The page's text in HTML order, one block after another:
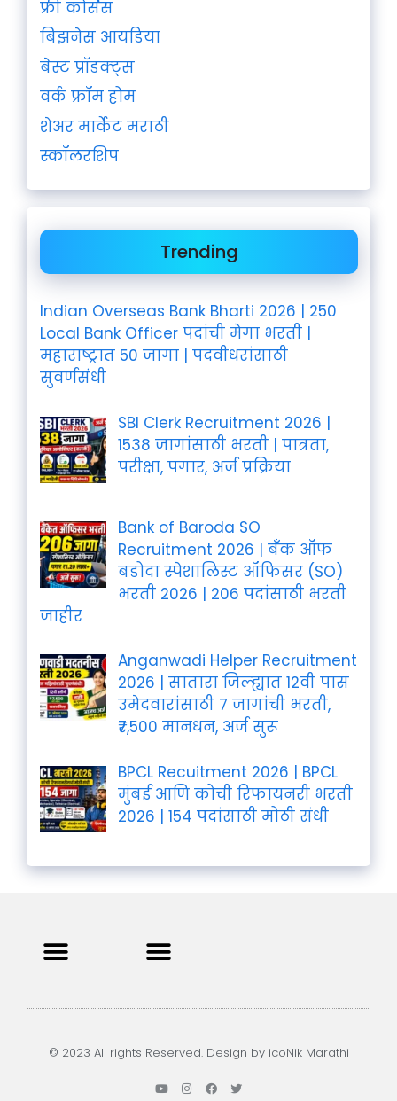
फ्री कोर्सेस
बिझनेस आयडिया
बेस्ट प्रॉडक्ट्स
वर्क फ्रॉम होम
शेअर मार्केट मराठी
स्कॉलरशिप
Trending
Indian Overseas Bank Bharti 2026 | 250
Local Bank Officer पदांची मेगा भरती |
महाराष्ट्रात 50 जागा | पदवीधरांसाठी
सुवर्णसंधी
SBI Clerk Recruitment 2026 |
1538 जागांसाठी भरती | पात्रता,
परीक्षा, पगार, अर्ज प्रक्रिया
Bank of Baroda SO
Recruitment 2026 | बँक ऑफ
बडोदा स्पेशालिस्ट ऑफिसर (SO)
भरती 2026 | 206 पदांसाठी भरती
जाहीर
Anganwadi Helper Recruitment
2026 | सातारा जिल्ह्यात 12वी पास
उमेदवारांसाठी 7 जागांची भरती,
₹7,500 मानधन, अर्ज सुरू
BPCL Recuitment 2026 | BPCL
मुंबई आणि कोची रिफायनरी भरती
2026 | 154 पदांसाठी मोठी संधी
© 2023 All rights Reserved. Design by icoNik Marathi